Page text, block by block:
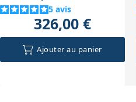
5 avis
326,00 €
Ajouter au panier